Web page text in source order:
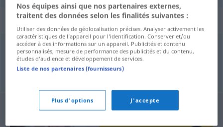
Synonymes de "Unart"
Untugend
Nos équipes ainsi que nos partenaires externes,
traitent des données selon les finalités suivantes :
Utiliser des données de géolocalisation précises. Analyser activement les
caractéristiques de l’appareil pour l’identification. Conserver et/ou
accéder à des informations sur un appareil. Publicités et contenu
personnalisés, mesure de performance des publicités et du contenu,
études d’audience et développement de services.
Liste de nos partenaires (fournisseurs)
Plus d'options J'accepte